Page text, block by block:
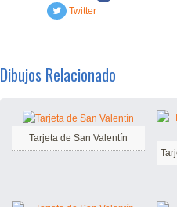
Twitter
Dibujos Relacionado
Tarjeta de San Valentín